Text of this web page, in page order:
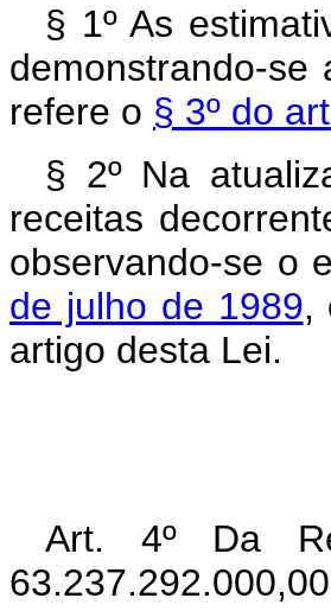
§ 1º As
demonstrando-se
refere o § 3º do
§ 2º Na
receitas
observando-se o
de julho de 1989,
artigo desta Lei.
Art. 4º Da